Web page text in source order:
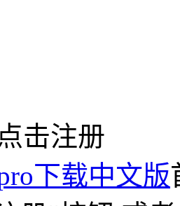
击注册
下载中文版